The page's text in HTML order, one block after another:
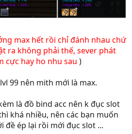
max hết rồi chỉ đánh nhau chứ
ra không phải thế, sever phát
cực hay ho nhu sau )
99 nên mith mới là max.
là đồ bind acc nên k đục slot
khá nhiều, nên các bạn muốn
đề ép lại rồi mới đục slot ...